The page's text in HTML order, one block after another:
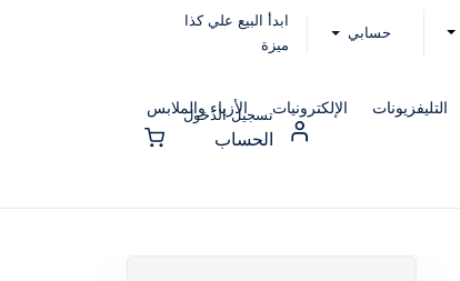
حسابي
ابدأ البيع علي كذا
ميزة
التليفزيونات الإلكترونيات الأزياء والملابس
تسجيل الدخول
الحساب